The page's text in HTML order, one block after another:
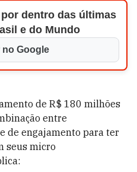
dentro das últimas
e do Mundo
no Google
de R$ 180 milhões
entre
de engajamento para ter
seus micro